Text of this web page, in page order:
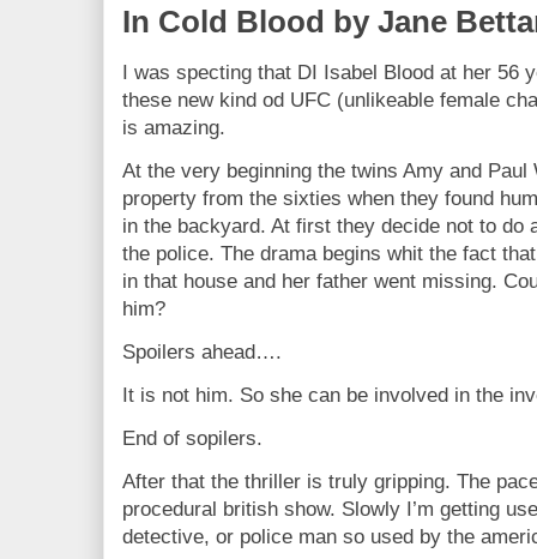
In Cold Blood by Jane
I was specting that DI Isabel Blood at her 56
these new kind od UFC (unlikeable female
is amazing.
At the very beginning the twins Amy and
property from the sixties when they found
in the backyard. At first they decide not to do
the police. The drama begins whit the fact
in that house and her father went missing.
him?
Spoilers ahead….
It is not him. So she can be involved in the
End of sopilers.
After that the thriller is truly gripping. The
procedural british show. Slowly I’m getting
detective, or police man so used by the